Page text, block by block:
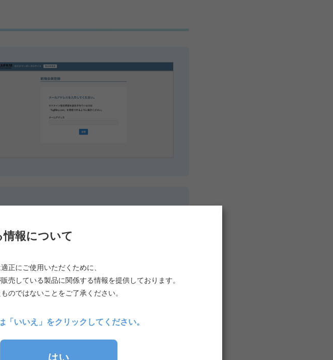
場合は、所属先の「アカウントを施設の情報と連携
報について
正にご使用いただくために、
売している製品に関係する情報を提供しております。
のではないことをご了承ください。
「いいえ」をクリックしてください。
はい